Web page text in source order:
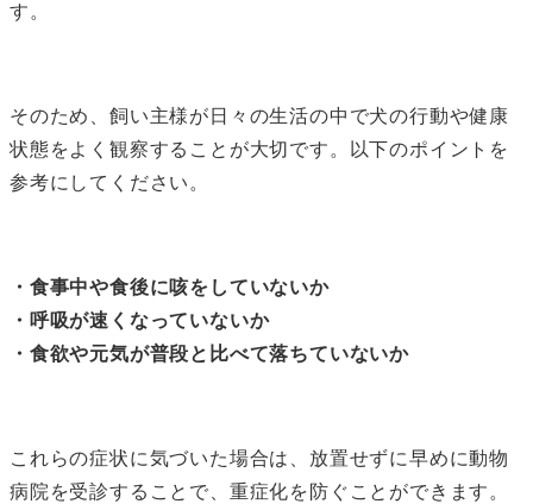
す。
そのため、飼い主様が日々の生活の中で犬の行動や健康
状態をよく観察することが大切です。以下のポイントを
参考にしてください。
・食事中や食後に咳をしていないか
・呼吸が速くなっていないか
・食欲や元気が普段と比べて落ちていないか
これらの症状に気づいた場合は、放置せずに早めに動物
病院を受診することで、重症化を防ぐことができます。